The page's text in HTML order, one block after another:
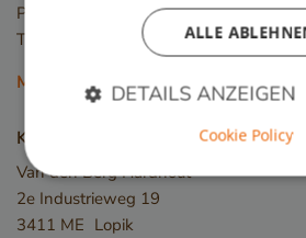
Piquia
Tali
Mehr Holzarten
Kontakt
Van den Berg Hardhout
2e Industrieweg 19
3411 ME Lopik
ALLE
DETAILS ANZEIGEN
Cookie Policy